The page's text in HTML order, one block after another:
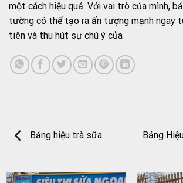
một cách hiệu quả. Với vai trò của mình,
tường có thể tạo ra ấn tượng mạnh ngay
tiên và thu hút sự chú ý của
Bảng hiệu trà sữa Bảng